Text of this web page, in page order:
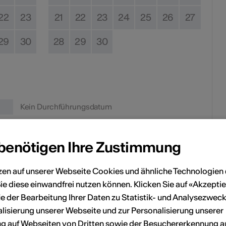
23
30
21 22 23 24 25 26 27
28 29 30
Kein Durchführungsdatum
Ihrem persönlichen Kalender hinzuzufügen.
Ihre Zustimmung
auf unserer Webseite Cookies und ähnliche Technologien
diese einwandfrei nutzen können. Klicken Sie auf
der Bearbeitung Ihrer Daten zu Statistik- und
unserer Webseite und zur Personalisierung unserer
auf Webseiten von Dritten sowie der Besuchererkennung